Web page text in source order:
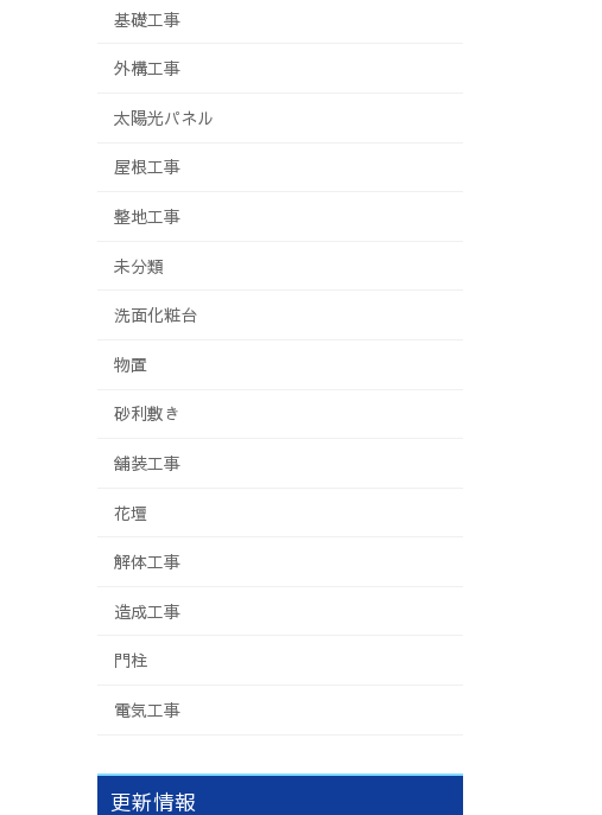
基礎工事
外構工事
太陽光パネル
屋根工事
整地工事
未分類
洗面化粧台
物置
砂利敷き
舗装工事
花壇
解体工事
造成工事
門柱
電気工事
更新情報